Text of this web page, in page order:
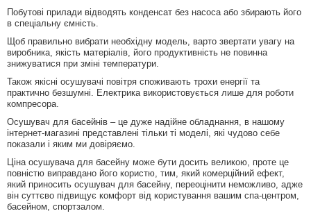
Побутові прилади відводять конденсат без насоса або збирають його
в спеціальну ємність.
Щоб правильно вибрати необхідну модель, варто звертати увагу на
виробника, якість матеріалів, його продуктивність не повинна
знижуватися при зміні температури.
Також якісні осушувачі повітря споживають трохи енергії та
практично безшумні. Електрика використовується лише для роботи
компресора.
Осушувач для басейнів – це дуже надійне обладнання, в нашому
інтернет-магазині представлені тільки ті моделі, які чудово себе
показали і яким ми довіряємо.
Ціна осушувача для басейну може бути досить великою, проте це
повністю виправдано його користю, тим, який комерційний ефект,
який приносить осушувач для басейну, переоцінити неможливо, адже
він суттєво підвищує комфорт від користування вашим спа-центром,
басейном, спортзалом.